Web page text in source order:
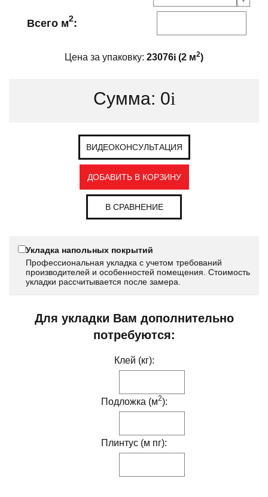
Всего м2:
Цена за упаковку: 23076i (2 м2)
Сумма: 0i
ВИДЕОКОНСУЛЬТАЦИЯ
ДОБАВИТЬ В КОРЗИНУ
В СРАВНЕНИЕ
Укладка напольных покрытий
Профессиональная укладка с учетом требований
производителей и особенностей помещения. Стоимость
укладки рассчитывается после замера.
Для укладки Вам дополнительно
потребуются:
Клей (кг):
Подложка (м2):
Плинтус (м пг):